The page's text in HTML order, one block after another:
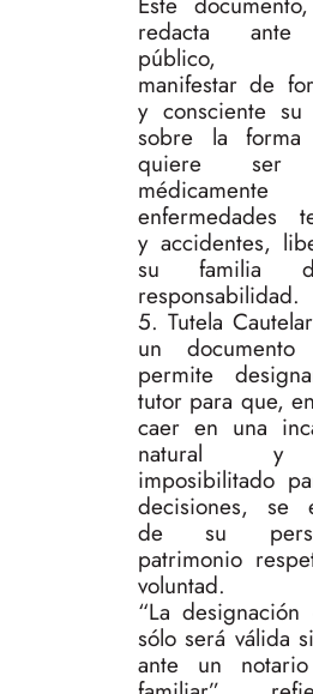
redacta ante
público,
manifestar de
y consciente su
sobre la
quiere ser
enfermedades
y accidentes,
su familia
responsabilidad.
5. Tutela
un
permite
tutor para que,
caer en una
natural y
imposibilitado
decisiones, se
de su
patrimonio
voluntad.
“La
sólo será válida
ante un